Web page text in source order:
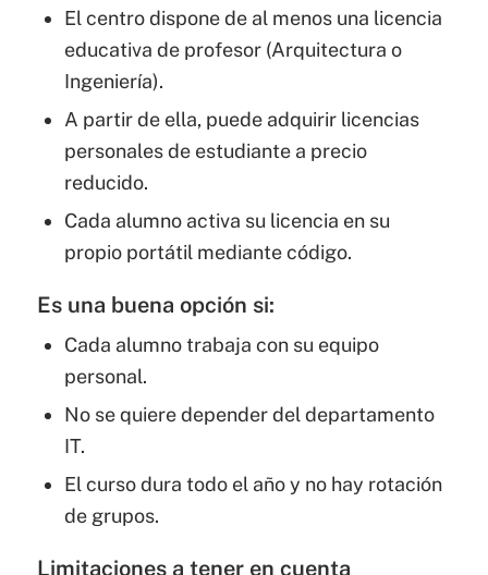
El centro dispone de al menos una licencia
educativa de profesor (Arquitectura o
Ingeniería).
A partir de ella, puede adquirir licencias
personales de estudiante a precio
reducido.
Cada alumno activa su licencia en su
propio portátil mediante código.
Es una buena opción si:
Cada alumno trabaja con su equipo
personal.
No se quiere depender del departamento
IT.
El curso dura todo el año y no hay rotación
de grupos.
Limitaciones a tener en cuenta